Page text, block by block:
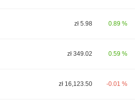
zł 5.98 0.89 %
zł 349.02 0.59 %
zł 16,123.50 -0.01 %